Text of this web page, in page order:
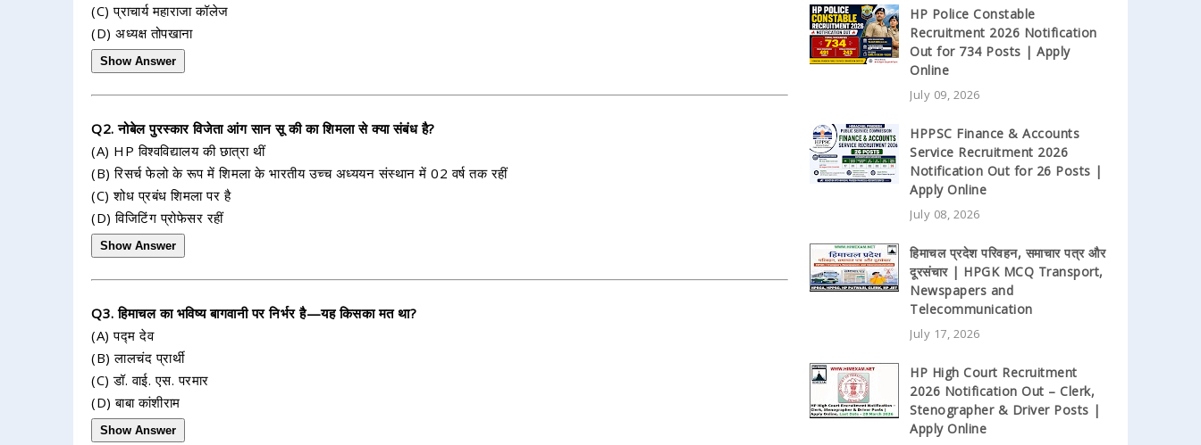
(C) प्राचार्य महाराजा कॉलेज
(D) अध्यक्ष तोपखाना
Show Answer
Q2. नोबेल पुरस्कार विजेता आंग सान सू की का शिमला से क्या संबंध है?
(A) HP विश्वविद्यालय की छात्रा थीं
(B) रिसर्च फेलो के रूप में शिमला के भारतीय उच्च अध्ययन संस्थान में 02 वर्ष तक रहीं
(C) शोध प्रबंध शिमला पर है
(D) विजिटिंग प्रोफेसर रहीं
Show Answer
Q3. हिमाचल का भविष्य बागवानी पर निर्भर है—यह किसका मत था?
(A) पद्म देव
(B) लालचंद प्रार्थी
(C) डॉ. वाई. एस. परमार
(D) बाबा कांशीराम
Show Answer
HP Police Constable
Recruitment 2026 Notification
Out for 734 Posts | Apply
Online
July 09, 2026
HPPSC Finance & Accounts
Service Recruitment 2026
Notification Out for 26 Posts |
Apply Online
July 08, 2026
हिमाचल प्रदेश परिवहन, समाचार पत्र और
दूरसंचार | HPGK MCQ Transport,
Newspapers and
Telecommunication
July 17, 2026
HP High Court Recruitment
2026 Notification Out – Clerk,
Stenographer & Driver Posts |
Apply Online